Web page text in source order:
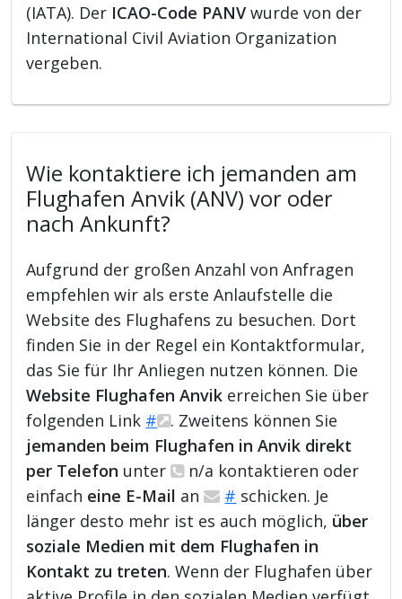
(IATA). Der ICAO-Code PANV wurde von der
International Civil Aviation Organization
vergeben.
Wie kontaktiere ich jemanden am
Flughafen Anvik (ANV) vor oder
nach Ankunft?
Aufgrund der großen Anzahl von Anfragen
empfehlen wir als erste Anlaufstelle die
Website des Flughafens zu besuchen. Dort
finden Sie in der Regel ein Kontaktformular,
das Sie für Ihr Anliegen nutzen können. Die
Website Flughafen Anvik erreichen Sie über
folgenden Link #
. Zweitens können Sie
jemanden beim Flughafen in Anvik direkt
per Telefon unter
n/a kontaktieren oder
einfach eine E-Mail an # schicken. Je
länger desto mehr ist es auch möglich, über
soziale Medien mit dem Flughafen in
Kontakt zu treten. Wenn der Flughafen über